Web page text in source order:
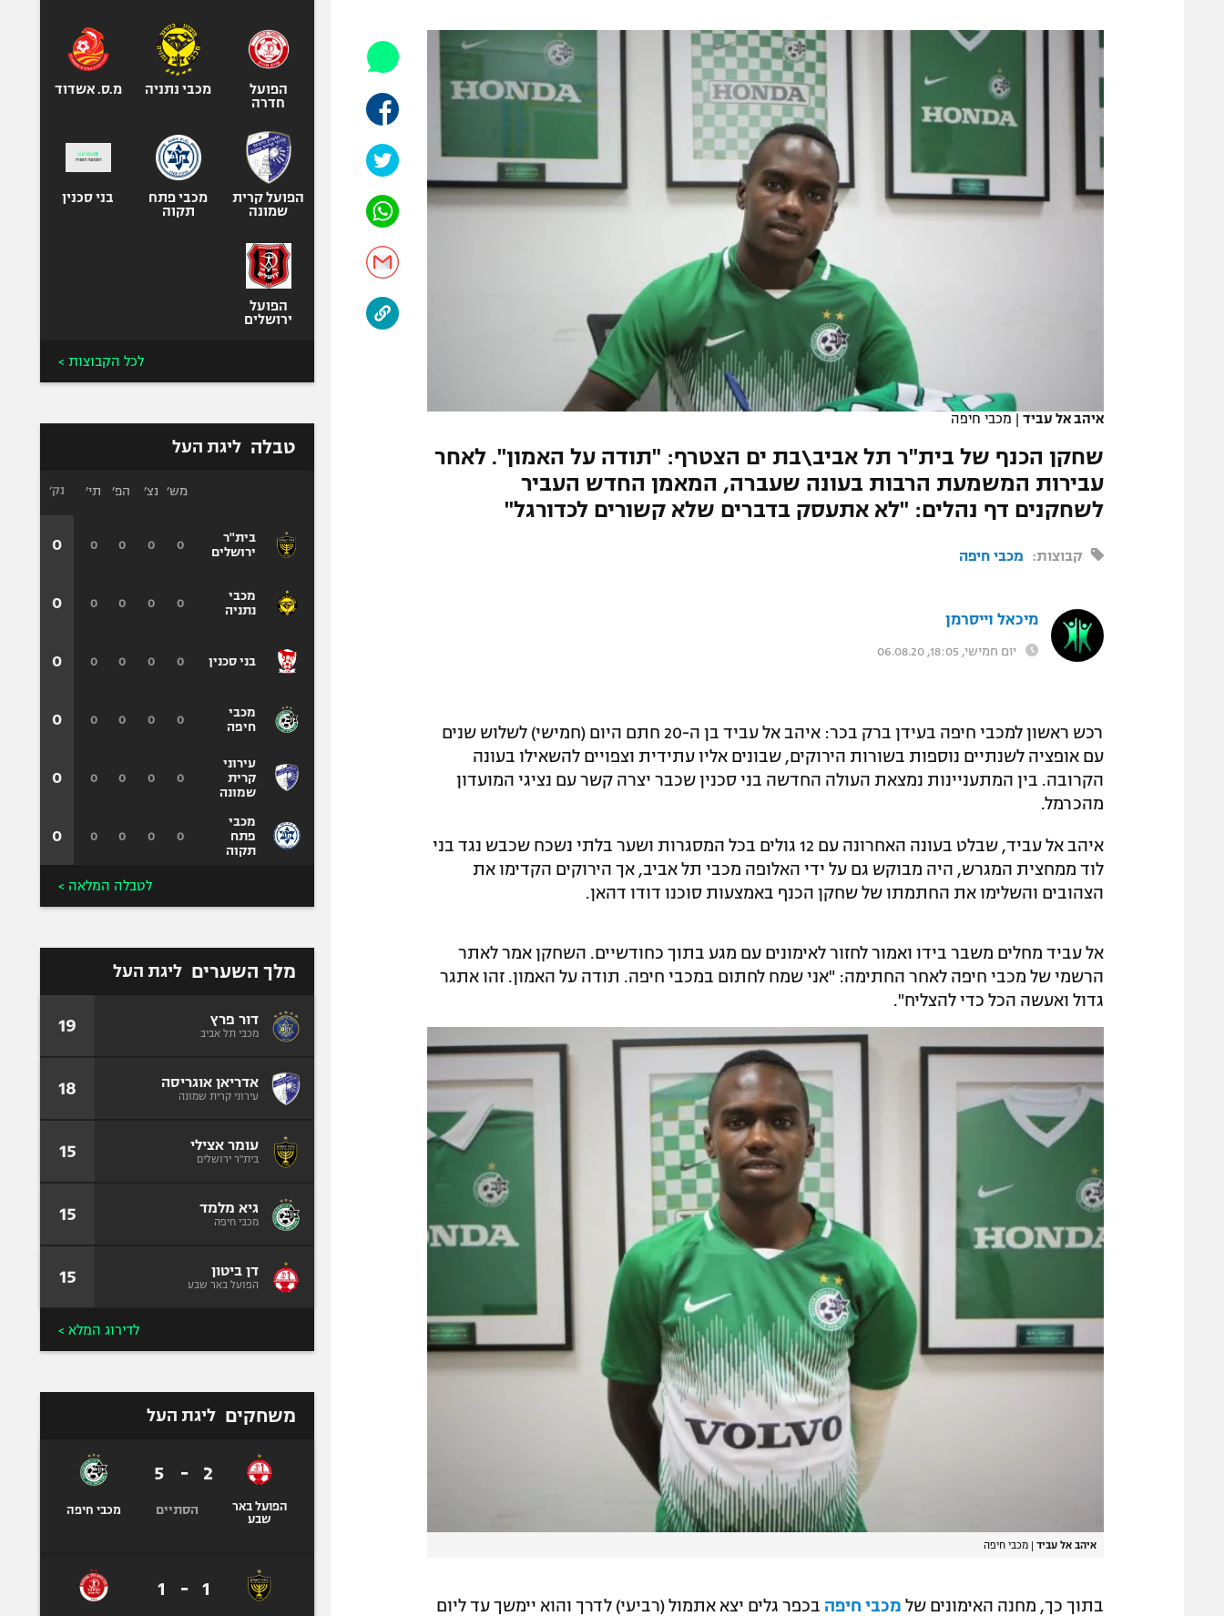
תקנון משתתפים וזוכים בפרסים
תקנון עבור פעילות אלקטרה
תקנון עבור פעילות ספורט 1 – "מרלן"
גיימינג E-Sports
תנאי שימוש
המגזין
הפועל תל אביב
הפועל חיפה
הפועל באר שבע
מכבי נתניה
בני יהודה
ליגה סינית
ליגה ברזילאית
אופניים
ספורט מוטורי
כדורמים
בייסבול MLB
ספורט אתגרי
אומנויות לחימה
איהב אל עביד | מכבי חיפה
שחקן הכנף של בית"ר תל אביב\בת ים הצטרף: "תודה על האמון". לאחר
עבירות המשמעת הרבות בעונה שעברה, המאמן החדש העביר
לשחקנים דף נהלים: "לא אתעסק בדברים שלא קשורים לכדורגל"
קבוצות: מכבי חיפה
מיכאל וייסרמן
יום חמישי, 18:05, 06.08.20
רכש ראשון למכבי חיפה בעידן ברק בכר: איהב אל עביד בן ה-20 חתם היום (חמישי) לשלוש שנים
עם אופציה לשנתיים נוספות בשורות הירוקים, שבונים אליו עתידית וצפויים להשאילו בעונה
הקרובה. בין המתעניינות נמצאת העולה החדשה בני סכנין שכבר יצרה קשר עם נציגי המועדון
מהכרמל.
איהב אל עביד, שבלט בעונה האחרונה עם 12 גולים בכל המסגרות ושער בלתי נשכח שכבש נגד בני
לוד ממחצית המגרש, היה מבוקש גם על ידי האלופה מכבי תל אביב, אך הירוקים הקדימו את
הצהובים והשלימו את החתמתו של שחקן הכנף באמצעות סוכנו דודו דהאן.
אל עביד מחלים משבר בידו ואמור לחזור לאימונים עם מגע בתוך כחודשיים. השחקן אמר לאתר
הרשמי של מכבי חיפה לאחר החתימה: "אני שמח לחתום במכבי חיפה. תודה על האמון. זהו אתגר
גדול ואעשה הכל כדי להצליח".
איהב אל עביד | מכבי חיפה
בתוך כך, מחנה האימונים של מכבי חיפה בכפר גלים יצא אתמול (רביעי) לדרך והוא יימשך עד ליום
הפועל
חדרה
מכבי נתניה מ.ס. אשדוד
הפועל קרית
שמונה
מכבי פתח
תקוה
בני סכנין
הפועל
ירושלים
לכל הקבוצות >
טבלה ליגת העל
בית"ר
ירושלים
מכבי
נתניה
בני סכנין
מכבי
חיפה
עירוני
קרית
שמונה
מכבי
פתח
תקוה
מש׳ נצ׳ הפ׳ תי׳
0
0
0
0
0
0
0
0
0
0
0
0
0
0
0
0
0
0
0
0
0
0
0
0
נק׳
0
0
0
0
0
0
לטבלה המלאה >
מלך השערים ליגת העל
דור פרץ
מכבי תל אביב 19
אדריאן אוגריסה
עירוני קרית שמונה 18
עומר אצילי
בית"ר ירושלים 15
גיא מלמד
מכבי חיפה 15
דן ביטון
הפועל באר שבע 15
לדירוג המלא >
משחקים ליגת העל
הפועל באר
שבע
2
-
5
הסתיים מכבי חיפה
1
-
1